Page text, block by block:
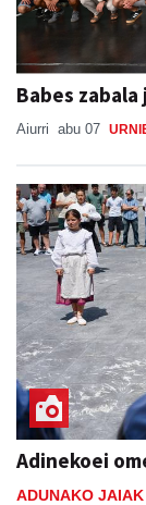
Babes zabala
Aiurri abu 07
Adinekoei
ADUNAKO